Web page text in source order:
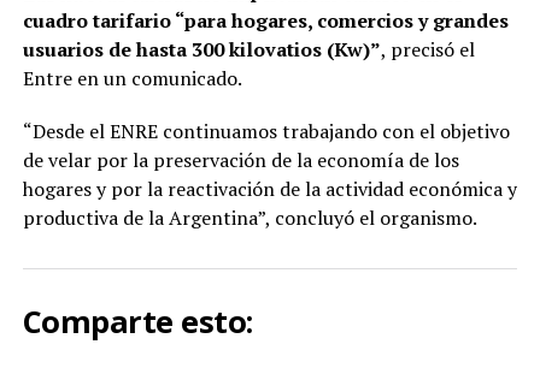
cuadro tarifario “para hogares, comercios y grandes
usuarios de hasta 300 kilovatios (Kw)”, precisó el
Entre en un comunicado.
“Desde el ENRE continuamos trabajando con el objetivo
de velar por la preservación de la economía de los
hogares y por la reactivación de la actividad económica y
productiva de la Argentina”, concluyó el organismo.
Comparte esto: